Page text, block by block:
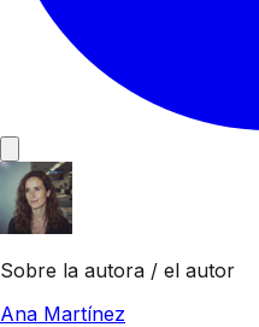
Sobre la autora / el autor
Ana Martínez